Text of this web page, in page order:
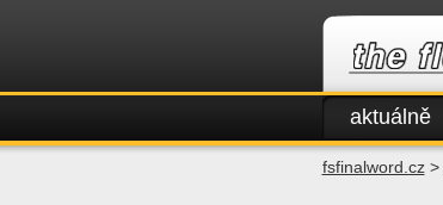
aktuálně
fsfinalword.cz>